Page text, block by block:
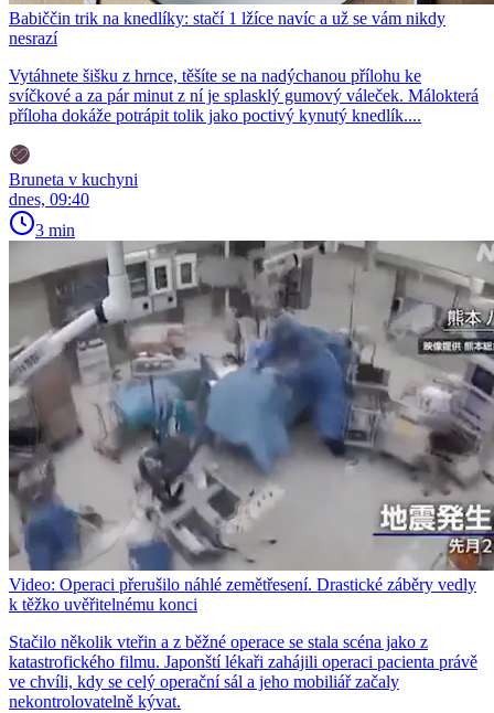
Babiččin trik na knedlíky: stačí 1 lžíce navíc a už se vám nikdy
nesrazí
Vytáhnete šišku z hrnce, těšíte se na nadýchanou přílohu ke
svíčkové a za pár minut z ní je splasklý gumový váleček. Málokterá
příloha dokáže potrápit tolik jako poctivý kynutý knedlík....
Bruneta v kuchyni
dnes, 09:40
3 min
Video: Operaci přerušilo náhlé zemětřesení. Drastické záběry vedly
k těžko uvěřitelnému konci
Stačilo několik vteřin a z běžné operace se stala scéna jako z
katastrofického filmu. Japonští lékaři zahájili operaci pacienta právě
ve chvíli, kdy se celý operační sál a jeho mobiliář začaly
nekontrolovatelně kývat.